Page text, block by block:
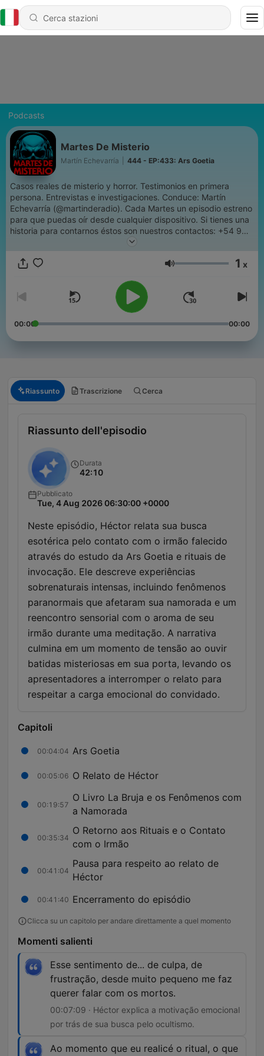
Podcasts
Martes De Misterio
Martín Echevarría 444 - EP:433: Ars Goetia
Casos reales de misterio y horror. Testimonios en primera
persona. Entrevistas e investigaciones. Conduce: Martín
Echevarría (@martinderadio). Cada Martes un episodio estreno
para que puedas oír desde cualquier dispositivo. Si tienes una
historia para contarnos éstos son nuestros contactos: +54 9
223 6155802 (Whatsapp Producción) // @martesdemisterio
Volume 1 x
00:00 00:00
Riassunto Trascrizione Cerca
Riassunto dell'episodio
Durata
42:10
Pubblicato
Tue, 4 Aug 2026 06:30:00 +0000
Neste episódio, Héctor relata sua busca
esotérica pelo contato com o irmão falecido
através do estudo da Ars Goetia e rituais de
invocação. Ele descreve experiências
sobrenaturais intensas, incluindo fenômenos
paranormais que afetaram sua namorada e um
reencontro sensorial com o aroma de seu
irmão durante uma meditação. A narrativa
culmina em um momento de tensão ao ouvir
batidas misteriosas em sua porta, levando os
apresentadores a interromper o relato para
respeitar a carga emocional do convidado.
Capitoli
00:04:04 Ars Goetia
00:05:06 O Relato de Héctor
00:19:57
O Livro La Bruja e os Fenômenos com
a Namorada
00:35:34
O Retorno aos Rituais e o Contato
com o Irmão
00:41:04
Pausa para respeito ao relato de
Héctor
00:41:40 Encerramento do episódio
Clicca su un capitolo per andare direttamente a quel momento
Momenti salienti
Esse sentimento de... de culpa, de
frustração, desde muito pequeno me faz
querer falar com os mortos.
00:07:09 · Héctor explica a motivação emocional
por trás de sua busca pelo ocultismo.
Ao momento que eu realicé o ritual, o que